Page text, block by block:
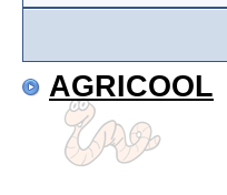
AGRICOOL